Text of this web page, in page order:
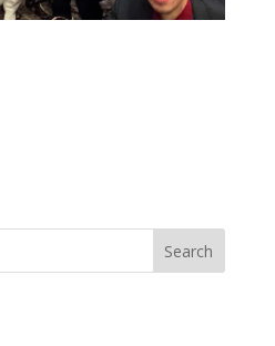
Search